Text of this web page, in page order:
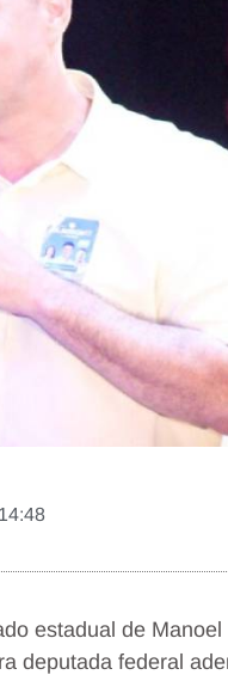
14:48
estadual de Manoel
deputada federal